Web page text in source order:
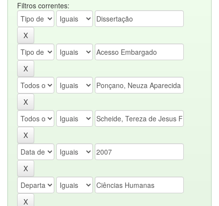
Filtros correntes: